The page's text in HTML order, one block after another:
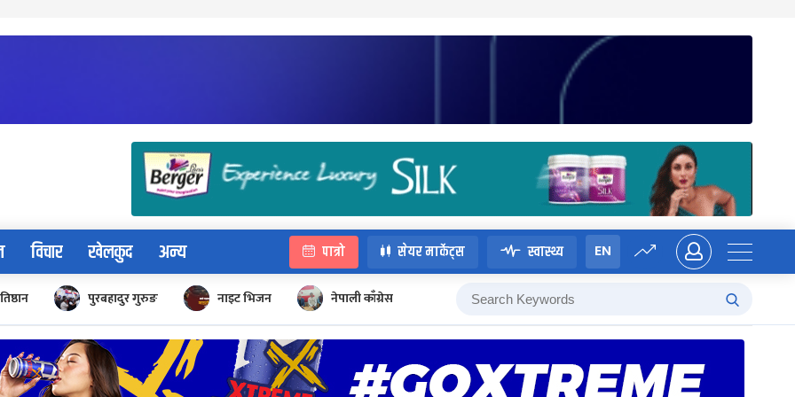
विचार खेलकुद अन्य पात्रो सेयर मार्केट्स स्वास्थ्य EN
पुरबहादुर गुरुङ नाइट भिजन नेपाली काँग्रेस